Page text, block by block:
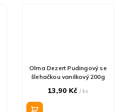
Olma Dezert Pudingový se
šlehačkou vanilkový 200g
13,90 Kč/ ks